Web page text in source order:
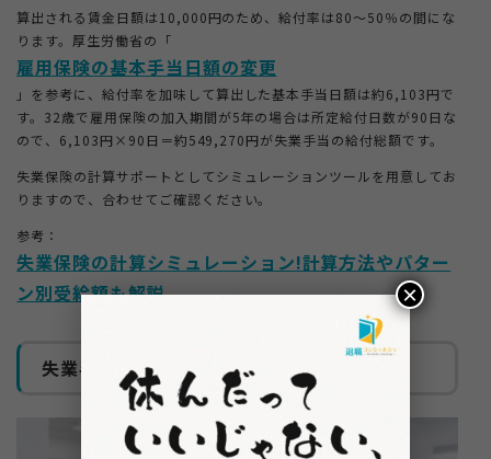
算出される賃金日額は10,000円のため、給付率は80〜50％の間にな
ります。厚生労働省の「
雇用保険の基本手当日額の変更
」を参考に、給付率を加味して算出した基本手当日額は約6,103円で
す。32歳で雇用保険の加入期間が5年の場合は所定給付日数が90日な
ので、6,103円×90日＝約549,270円が失業手当の給付総額です。
失業保険の計算サポートとしてシミュレーションツールを用意してお
りますので、合わせてご確認ください。
参考：
失業保険の計算シミュレーション!計算方法やパター
ン別受給額も解説
失業手当を受け取る流れ
×